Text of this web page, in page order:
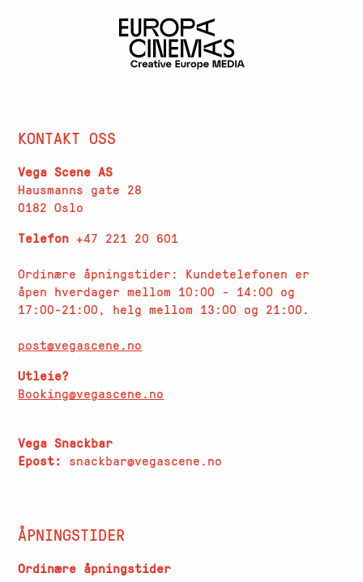
KONTAKT OSS
Vega Scene AS
Hausmanns gate 28
0182 Oslo
Telefon+47 221 20 601
Ordinære åpningstider: Kundetelefonen er
åpen hverdager mellom 10:00 - 14:00 og
17:00-21:00, helg mellom 13:00 og 21:00.
post@vegascene.no
Utleie?
Booking@vegascene.no
Vega Snackbar
Epost: snackbar@vegascene.no
ÅPNINGSTIDER
Ordinære åpningstider